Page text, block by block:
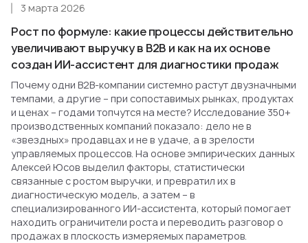
Рост по формуле: какие процессы действительно
увеличивают выручку в B2B и как на их основе
создан ИИ-ассистент для диагностики продаж
3 марта 2026
Почему одни B2B-компании системно растут двузначными
темпами, а другие – при сопоставимых рынках, продуктах
и ценах – годами топчутся на месте? Исследование 350+
производственных компаний показало: дело не в
«звездных» продавцах и не в удаче, а в зрелости
управляемых процессов. На основе эмпирических данных
Алексей Юсов выделил факторы, статистически
связанные с ростом выручки, и превратил их в
диагностическую модель, а затем – в
специализированного ИИ-ассистента, который помогает
находить ограничители роста и переводить разговор о
продажах в плоскость измеряемых параметров.